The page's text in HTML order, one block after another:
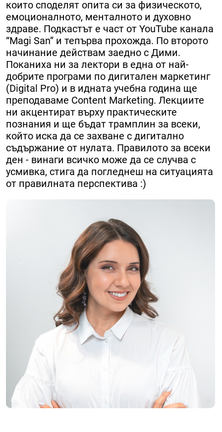
които споделят опита си за физическото,
емоционалното, менталното и духовно
здраве. Подкастът е част от YouTube канала
“Magi San” и тепърва прохожда. По второто
начинание действам заедно с Дими.
Поканиха ни за лектори в една от най-
добрите програми по дигитален маркетинг
(Digital Pro) и в идната учебна година ще
преподаваме Content Marketing. Лекциите
ни акцентират върху практическите
познания и ще бъдат трамплин за всеки,
който иска да се захване с дигитално
съдържание от нулата. Правилото за всеки
ден - винаги всичко може да се случва с
усмивка, стига да погледнеш на ситуацията
от правилната перспектива :)